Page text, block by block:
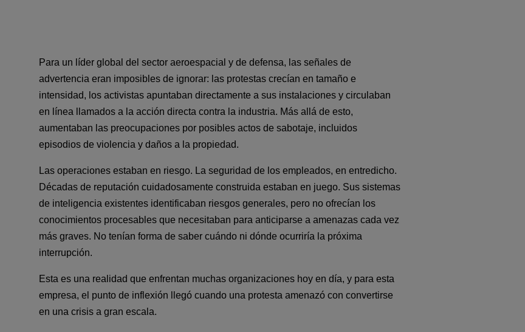
Para un líder global del sector aeroespacial y de defensa, las señales de
advertencia eran imposibles de ignorar: las protestas crecían en tamaño e
intensidad, los activistas apuntaban directamente a sus instalaciones y circulaban
en línea llamados a la acción directa contra la industria. Más allá de esto,
aumentaban las preocupaciones por posibles actos de sabotaje, incluidos
episodios de violencia y daños a la propiedad.
Las operaciones estaban en riesgo. La seguridad de los empleados, en entredicho.
Décadas de reputación cuidadosamente construida estaban en juego. Sus sistemas
de inteligencia existentes identificaban riesgos generales, pero no ofrecían los
conocimientos procesables que necesitaban para anticiparse a amenazas cada vez
más graves. No tenían forma de saber cuándo ni dónde ocurriría la próxima
interrupción.
Esta es una realidad que enfrentan muchas organizaciones hoy en día, y para esta
empresa, el punto de inflexión llegó cuando una protesta amenazó con convertirse
en una crisis a gran escala.